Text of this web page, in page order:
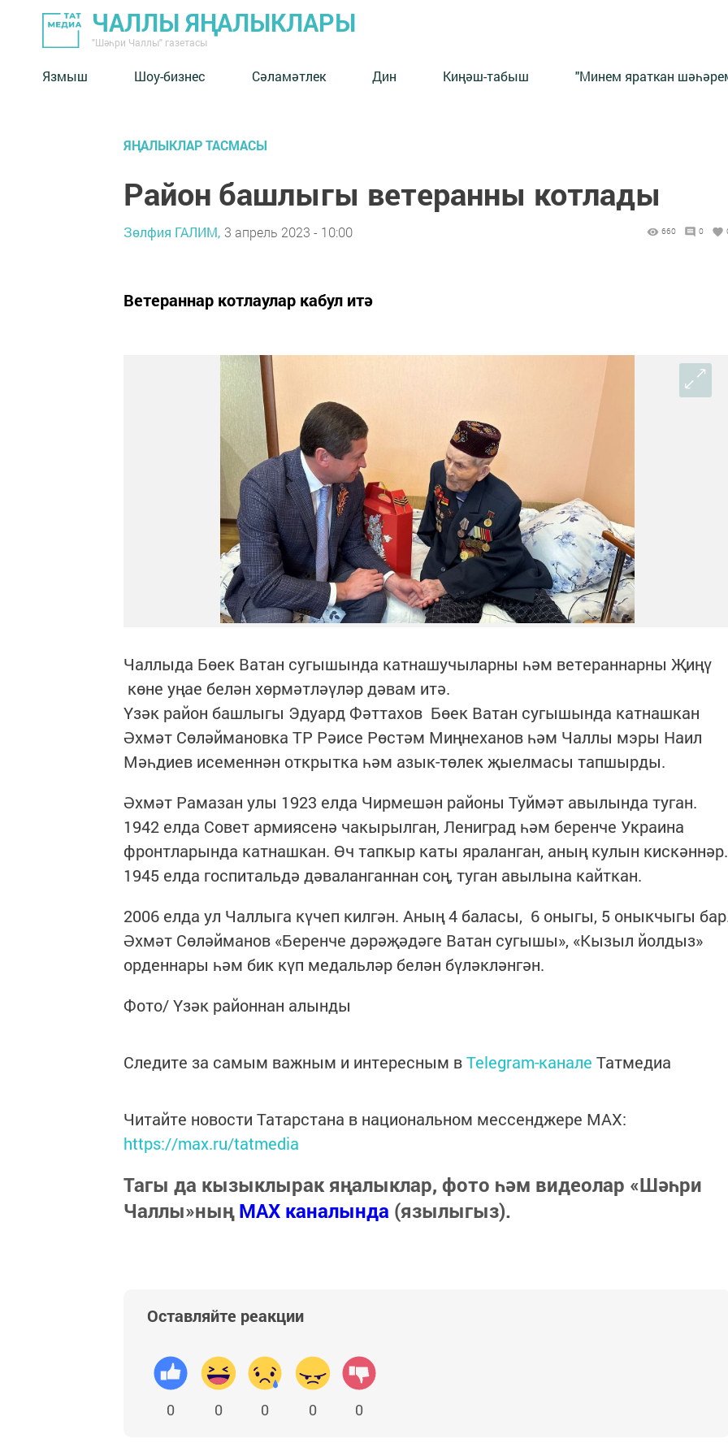
ЧАЛЛЫ ЯҢАЛЫКЛАРЫ
"Шәһри Чаллы" газетасы
Язмыш Шоу-бизнес Сәламәтлек Дин Киңәш-табыш "Минем яраткан
ЯҢАЛЫКЛАР ТАСМАСЫ
Район башлыгы ветеранны котлады
Зөлфия ГАЛИМ, 3 апрель 2023 - 10:00 660 0
Ветераннар котлаулар кабул итә
Чаллыда Бөек Ватан сугышында катнашучыларны һәм ветераннарны Җиңү
көне уңае белән хөрмәтләүләр дәвам итә.
Үзәк район башлыгы Эдуард Фәттахов Бөек Ватан сугышында катнашкан
Әхмәт Сөләймановка ТР Рәисе Рөстәм Миңнеханов һәм Чаллы мэры Наил
Мәһдиев исеменнән открытка һәм азык-төлек җыелмасы тапшырды.
Әхмәт Рамазан улы 1923 елда Чирмешән районы Туймәт авылында туган.
1942 елда Совет армиясенә чакырылган, Лениград һәм беренче Украина
фронтларында катнашкан. Өч тапкыр каты яраланган, аның кулын кискәннәр.
1945 елда госпитальдә дәваланганнан соң, туган авылына кайткан.
2006 елда ул Чаллыга күчеп килгән. Аның 4 баласы, 6 оныгы, 5 оныкчыгы
Әхмәт Сөләйманов «Беренче дәрәҗәдәге Ватан сугышы», «Кызыл йолдыз»
орденнары һәм бик күп медальләр белән бүләкләнгән.
Фото/ Үзәк районнан алынды
Следите за самым важным и интересным вTelegram-канале Татмедиа
Читайте новости Татарстана в национальном мессенджере MАХ:
https://max.ru/tatmedia
Тагы да кызыклырак яңалыклар, фото һәм видеолар «Шәһри
Чаллы»ныңMAX каналында (язылыгыз).
Оставляйте реакции
0 0 0 0 0